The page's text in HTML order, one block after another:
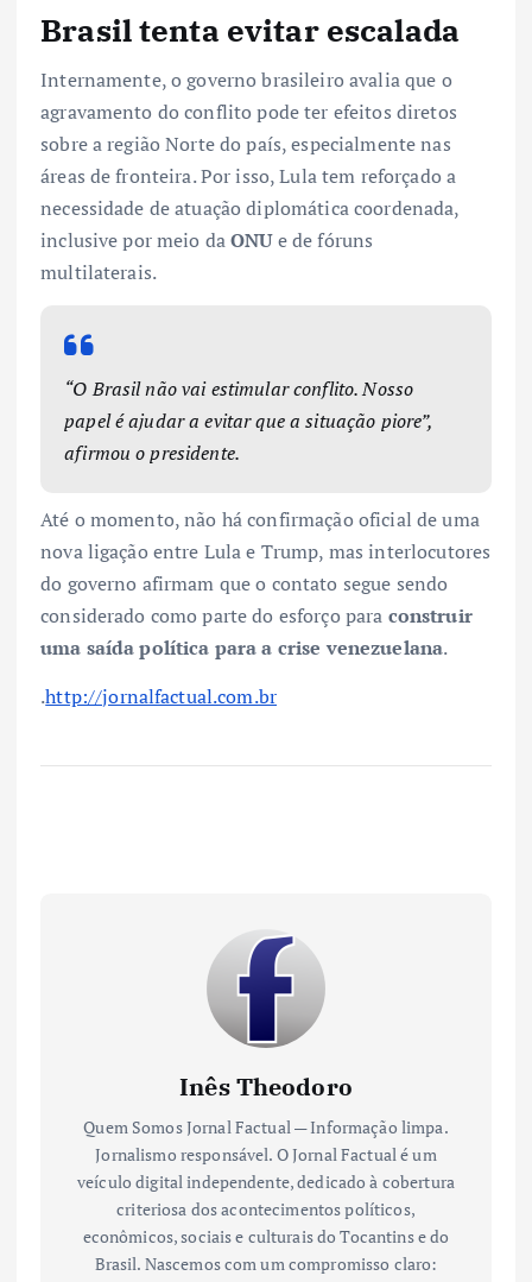
Brasil tenta evitar escalada
Internamente, o governo brasileiro avalia que o
agravamento do conflito pode ter efeitos diretos
sobre a região Norte do país, especialmente nas
áreas de fronteira. Por isso, Lula tem reforçado a
necessidade de atuação diplomática coordenada,
inclusive por meio daONUe de fóruns
multilaterais.
“O Brasil não vai estimular conflito. Nosso
papel é ajudar a evitar que a situação piore”,
afirmou o presidente.
Até o momento, não há confirmação oficial de uma
nova ligação entre Lula e Trump, mas interlocutores
do governo afirmam que o contato segue sendo
considerado como parte do esforço para construir
uma saída política para a crise venezuelana.
.http://jornalfactual.com.br
Inês Theodoro
Quem Somos Jornal Factual — Informação limpa.
Jornalismo responsável. O Jornal Factual é um
veículo digital independente, dedicado à cobertura
criteriosa dos acontecimentos políticos,
econômicos, sociais e culturais do Tocantins e do
Brasil. Nascemos com um compromisso claro: